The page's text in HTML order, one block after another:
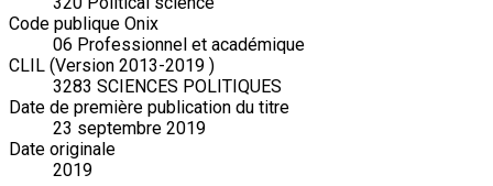
Code publique Onix
06 Professionnel et académique
CLIL (Version 2013-2019 )
3283 SCIENCES POLITIQUES
Date de première publication du titre
23 septembre 2019
Date originale
2019